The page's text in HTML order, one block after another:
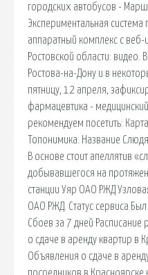
городских автобусов -
Экспериментальная
аппаратный комплекс с
Ростовской области:
Ростова-на-Дону и в
пятницу, 12 апреля,
фармацевтика - медицинский
рекомендуем посетить:
Топонимика. Название
В основе стоит апеллятив
добывавшегося на
станции Уяр ОАО РЖД
ОАО РЖД. Статус сервиса Был
Сбоев за 7 дней
о сдаче в аренду квартир в
Объявления о сдаче в
посредников в Красноярске